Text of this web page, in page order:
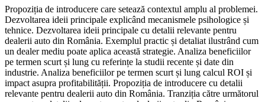
Propoziția de introducere care setează contextul amplu al problemei.
Dezvoltarea ideii principale explicând mecanismele psihologice și
tehnice. Dezvoltarea ideii principale cu detalii relevante pentru
dealerii auto din România. Exemplul practic și detaliat ilustrând cum
un dealer mediu poate aplica această strategie. Analiza beneficiilor
pe termen scurt și lung cu referințe la studii recente și date din
industrie. Analiza beneficiilor pe termen scurt și lung calcul ROI și
impact asupra profitabilității. Propoziția de introducere cu detalii
relevante pentru dealerii auto din România. Tranziția către următorul